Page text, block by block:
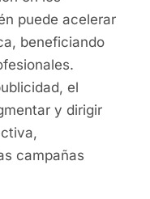
puede acelerar
beneficiando
el
y dirigir
campañas